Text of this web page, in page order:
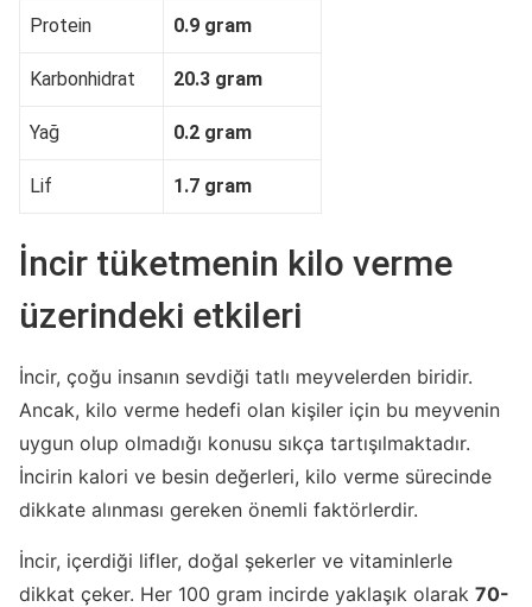
Protein 0.9 gram
Karbonhidrat 20.3 gram
Yağ 0.2 gram
Lif 1.7 gram
İncir tüketmenin kilo verme
üzerindeki etkileri
İncir, çoğu insanın sevdiği tatlı meyvelerden biridir.
Ancak, kilo verme hedefi olan kişiler için bu meyvenin
uygun olup olmadığı konusu sıkça tartışılmaktadır.
İncirin kalori ve besin değerleri, kilo verme sürecinde
dikkate alınması gereken önemli faktörlerdir.
İncir, içerdiği lifler, doğal şekerler ve vitaminlerle
dikkat çeker. Her 100 gram incirde yaklaşık olarak 70-